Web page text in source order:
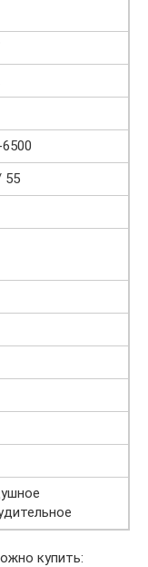
55
купить: